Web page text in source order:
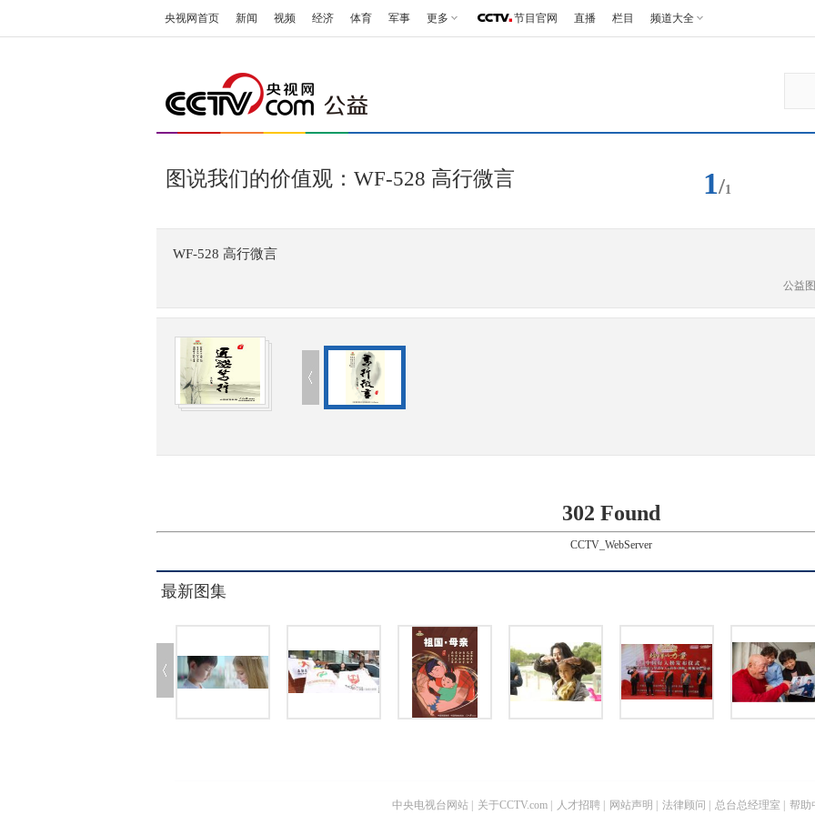
央视网首页 新闻 视频 经济 体育 军事 更多 节目官网 直播 栏目 频道大全
图说我们的价值观：WF-528 高行微言 1/1
WF-528 高行微言
公益
302 Found
CCTV_WebServer
最新图集
中央电视台网站 关于CCTV.com 人才招聘 网站声明 法律顾问 总台总经理室 帮助